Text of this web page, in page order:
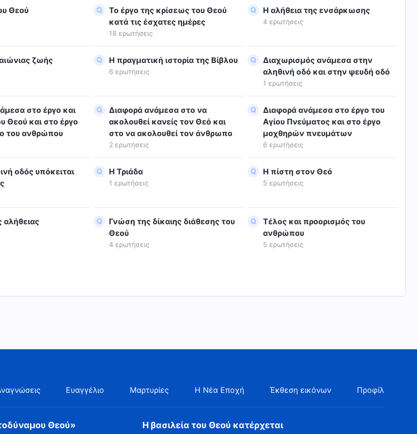
Θεού
Το έργο της κρίσεως του Θεού
κατά τις έσχατες ημέρες
18 ερωτήσεις
Η αλήθεια της ενσάρκωσης
4 ερωτήσεις
ζωής Η πραγματική ιστορία της Βίβλου
6 ερωτήσεις
Διαχωρισμός ανάμεσα στην
αληθινή οδό και στην ψευδή οδό
1 ερωτήσεις
στο έργο και
Θεού και στο έργο
του ανθρώπου
Διαφορά ανάμεσα στο να
ακολουθεί κανείς τον Θεό και
στο να ακολουθεί τον άνθρωπο
2 ερωτήσεις
Διαφορά ανάμεσα στο έργο του
Αγίου Πνεύματος και στο έργο
μοχθηρών πνευμάτων
6 ερωτήσεις
οδός υπόκειται
Η Τριάδα
1 ερωτήσεις
Η πίστη στον Θεό
5 ερωτήσεις
Γνώση της δίκαιης διάθεσης του
Θεού
4 ερωτήσεις
Τέλος και προορισμός του
ανθρώπου
5 ερωτήσεις
Ευαγγέλιο Μαρτυρίες Η Νέα Εποχή Έκθεση εικόνων Προφίλ
Θεού» Η βασιλεία του Θεού κατέρχεται